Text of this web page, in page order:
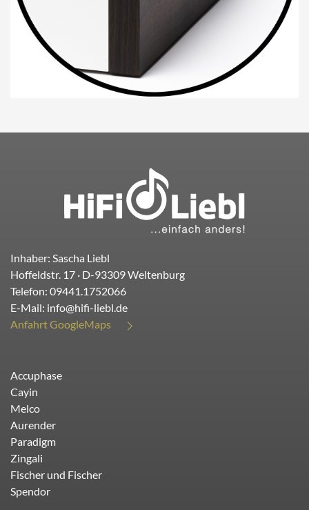
Inhaber: Sascha Liebl
Hoffeldstr. 17 · D-93309Weltenburg
Telefon: 09441.1752066
E-Mail: info@hifi-liebl.de
Anfahrt GoogleMaps
Accuphase
Cayin
Melco
Aurender
Paradigm
Zingali
Fischer und Fischer
Spendor